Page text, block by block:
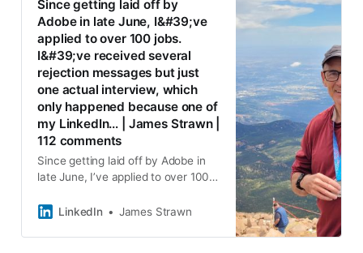
Since getting laid off by
Adobe in late June, I&#39;ve
applied to over 100 jobs.
I&#39;ve received several
rejection messages but just
one actual interview, which
only happened because one of
my LinkedIn… | James Strawn |
112 comments
Since getting laid off by Adobe in
late June, I’ve applied to over 100
messages but just one actual
because one of my LinkedIn
LinkedIn James Strawn